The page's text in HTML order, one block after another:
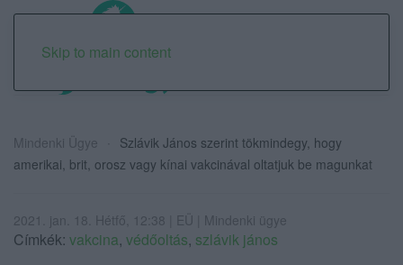
Skip to main content
Mindenki Ügye
Szlávik János szerint tökmindegy, hogy
amerikai, brit, orosz vagy kínai vakcinával oltatjuk be magunkat
2021. jan. 18. Hétfő, 12:38 | EÜ | Mindenki ügye
Címkék: vakcina, védőoltás, szlávik jános